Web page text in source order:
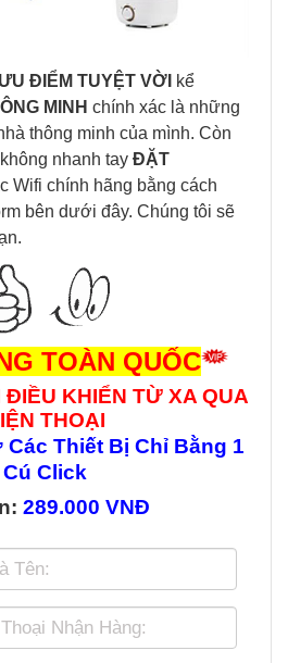
ƯU ĐIỂM TUYỆT VỜI kể
MINH chính xác là những
thông minh của mình. Còn
nhanh tay ĐẶT
Wifi chính hãng bằng cách
bên dưới đây. Chúng tôi sẽ
TOÀN QUỐC
ĐIỀU KHIỂN TỪ XA QUA
THOẠI
Các Thiết Bị Chỉ Bằng 1
Cú Click
289.000 VNĐ